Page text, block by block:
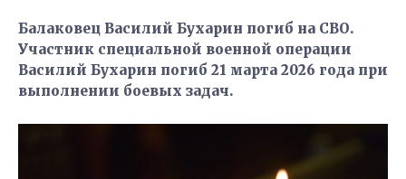
Балаковец Василий Бухарин погиб на СВО.
Участник специальной военной операции
Василий Бухарин погиб 21 марта 2026 года при
выполнении боевых задач.